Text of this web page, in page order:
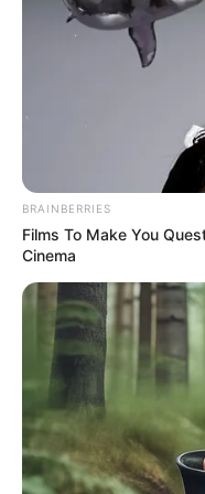
Kontroversi
Fakta Menarik
Baginya pendidikan
menjadi faktor naik-
Saat dulu memilih
BRAINBERRIES
Films To Make You
Cinema